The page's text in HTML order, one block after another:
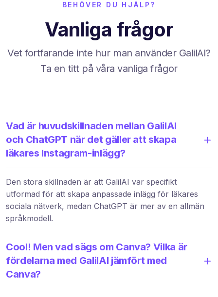
BEHÖVER DU HJÄLP?
Vanliga frågor
Vet fortfarande inte hur man använder GalilAI?
Ta en titt på våra vanliga frågor
Vad är huvudskillnaden mellan GalilAI
och ChatGPT när det gäller att skapa
läkares Instagram-inlägg?
Den stora skillnaden är att GalilAI var specifikt
utformad för att skapa anpassade inlägg för läkares
sociala nätverk, medan ChatGPT är mer av en allmän
språkmodell.
Cool! Men vad sägs om Canva? Vilka är
fördelarna med GalilAI jämfört med
Canva?